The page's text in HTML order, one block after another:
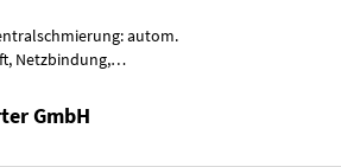
autom.
Netzbindung,
GmbH